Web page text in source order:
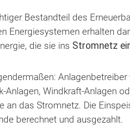
Bestandteil des
Energiesystemen erhalten
die sie ins Stromnetz
Anlagenbetreiber
Anlagen, Windkraft-Anlagen
an das Stromnetz. Die
berechnet und ausgezahlt.